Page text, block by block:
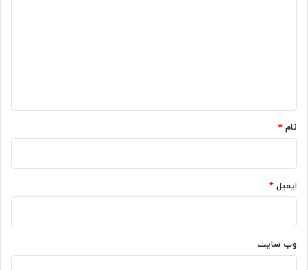
نام *
ایمیل *
وب‌ سایت